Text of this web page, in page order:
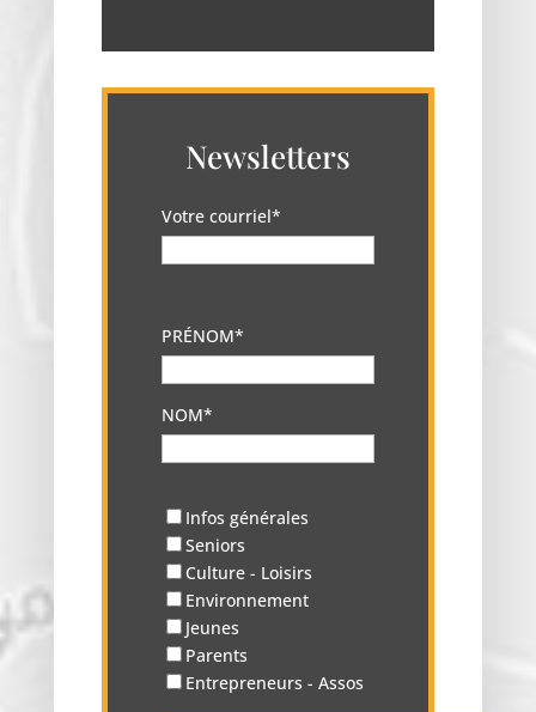
Newsletters
Votre courriel*
PRÉNOM*
NOM*
Infos générales
Seniors
Culture - Loisirs
Environnement
Jeunes
Parents
Entrepreneurs - Assos